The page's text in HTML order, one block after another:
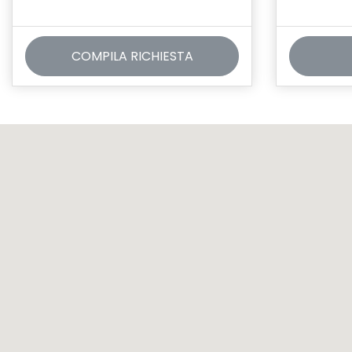
COMPILA RICHIESTA